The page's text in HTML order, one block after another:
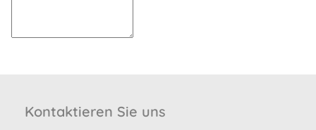
Kontaktieren Sie uns